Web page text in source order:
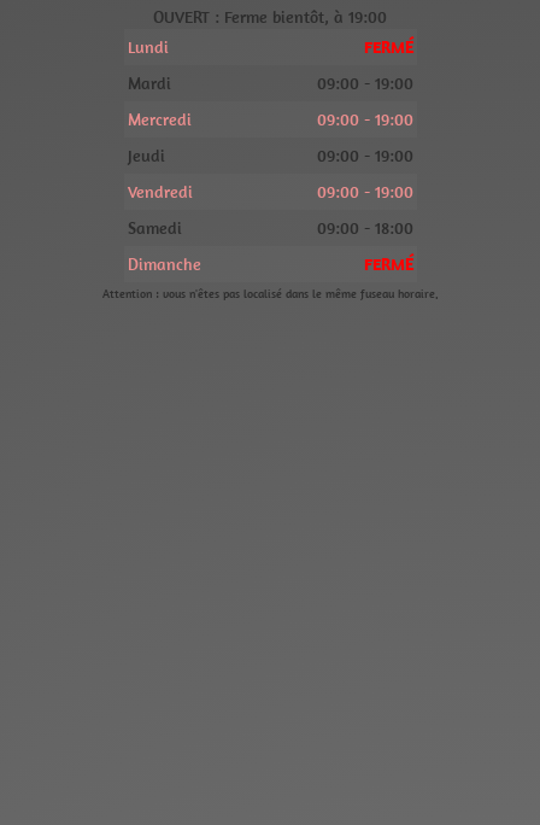
OUVERT : Ferme bientôt, à 19:00
Lundi
FERMÉ
Mardi
09:00 - 19:00
Mercredi
09:00 - 19:00
Jeudi
09:00 - 19:00
Vendredi
09:00 - 19:00
Samedi
09:00 - 18:00
Dimanche
FERMÉ
Attention : vous n'êtes pas localisé dans le même fuseau horaire.